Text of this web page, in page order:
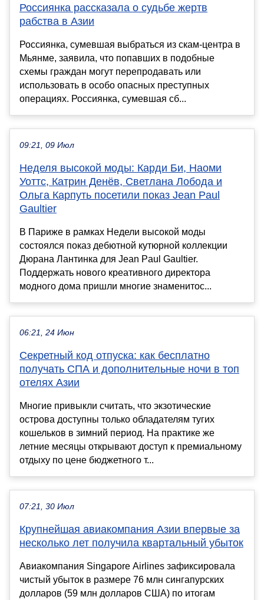
Россиянка рассказала о судьбе жертв
рабства в Азии
Россиянка, сумевшая выбраться из скам-центра в
Мьянме, заявила, что попавших в подобные
схемы граждан могут перепродавать или
использовать в особо опасных преступных
операциях. Россиянка, сумевшая сб...
09:21, 09 Июл
Неделя высокой моды: Карди Би, Наоми
Уоттс, Катрин Денёв, Светлана Лобода и
Ольга Карпуть посетили показ Jean Paul
Gaultier
В Париже в рамках Недели высокой моды
состоялся показ дебютной кутюрной коллекции
Дюрана Лантинка для Jean Paul Gaultier.
Поддержать нового креативного директора
модного дома пришли многие знаменитос...
06:21, 24 Июн
Секретный код отпуска: как бесплатно
получать СПА и дополнительные ночи в топ
отелях Азии
Многие привыкли считать, что экзотические
острова доступны только обладателям тугих
кошельков в зимний период. На практике же
летние месяцы открывают доступ к премиальному
отдыху по цене бюджетного т...
07:21, 30 Июл
Крупнейшая авиакомпания Азии впервые за
несколько лет получила квартальный убыток
Авиакомпания Singapore Airlines зафиксировала
чистый убыток в размере 76 млн сингапурских
долларов (59 млн долларов США) по итогам